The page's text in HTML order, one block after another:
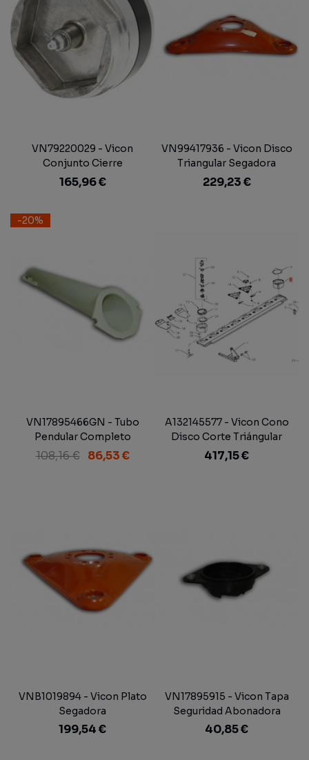
VN79220029 - Vicon
Conjunto Cierre
Abonadora
165,96 €
VN99417936 - Vicon Disco
Triangular Segadora
229,23 €
-20%
VN17895466GN - Tubo
Pendular Completo
Abonadora Adaptable
Vicon Antiguo
108,16 € 86,53 €
A132145577 - Vicon Cono
Disco Corte Triángular
Segadora Vicon Extra 832 T
417,15 €
VNB1019894 - Vicon Plato
Segadora
199,54 €
VN17895915 - Vicon Tapa
Seguridad Abonadora
40,85 €